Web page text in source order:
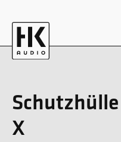
Schutzhülle
X